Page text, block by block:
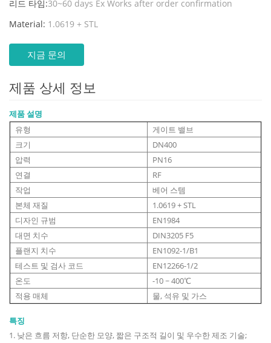
리드 타임:30~60 days Ex Works after order confirmation
Material: 1.0619 + STL
지금 문의
제품 상세 정보
제품 설명
유형
게이트 밸브
크기
DN400
압력
PN16
연결
RF
작업
베어 스템
본체 재질
1.0619 + STL
디자인 규범
EN1984
대면 치수
DIN3205 F5
플랜지 치수
EN1092-1/B1
테스트 및 검사 코드
EN12266-1/2
온도
-10 ~ 400℃
적용 매체
물, 석유 및 가스
특징
1. 낮은 흐름 저항, 단순한 모양, 짧은 구조적 길이 및 우수한 제조 기술;